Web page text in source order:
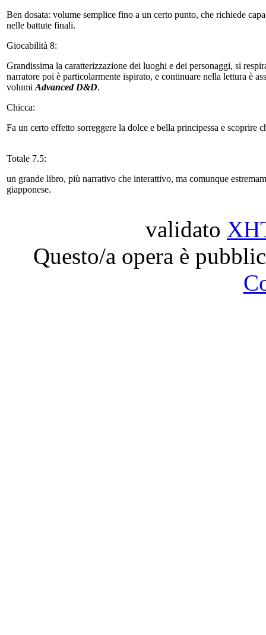
Ben dosata: volume semplice fino a un certo punto, che richiede
nelle battute finali.
Giocabilità 8:
Grandissima la caratterizzazione dei luoghi e dei personaggi, si
narratore poi è particolarmente ispirato, e continuare nella lettura è
volumi Advanced D&D.
Chicca:
Fa un certo effetto sorreggere la dolce e bella principessa e scoprire
Totale 7.5:
un grande libro, più narrativo che interattivo, ma comunque
giapponese.
validato
Questo/a opera è